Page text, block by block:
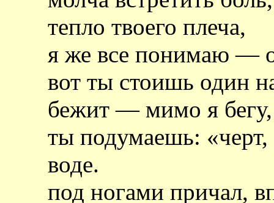
тепло твоего плеча,
я же все понимаю —
вот ты стоишь один
бежит — мимо я бегу,
ты подумаешь:
воде.
под ногами причал,